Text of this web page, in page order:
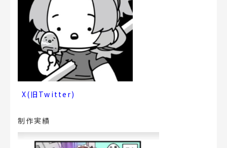
X(旧Twitter)
制作実績